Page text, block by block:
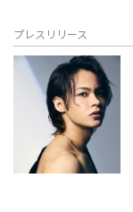
プレスリリース